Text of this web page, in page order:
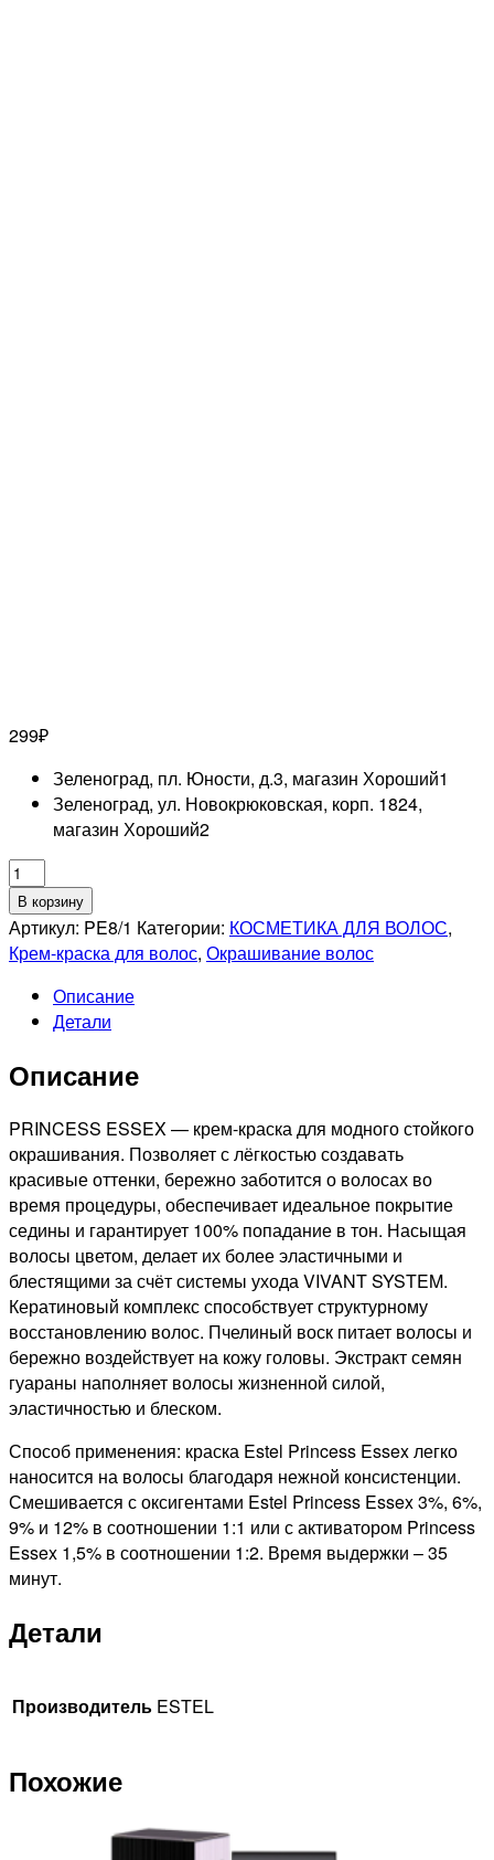
299₽
Зеленоград, пл. Юности, д.3, магазин Хороший1
Зеленоград, ул. Новокрюковская, корп. 1824,
магазин Хороший2
Количество
товара
ESTEL
PROFESSIONNEL
PRINCESS
ESSEX
КРЕМ-
ДЛЯ
ВОЛОС
СВЕТЛО-
РУСЫЙ
ПЕПЕЛЬНЫЙ,
60мл
В корзину
Артикул: PE8/1 Категории: КОСМЕТИКА ДЛЯ ВОЛОС,
Крем-краска для волос, Окрашивание волос
Описание
Детали
Описание
PRINCESS ESSEX — крем-краска для модного стойкого
окрашивания. Позволяет с лёгкостью создавать
красивые оттенки, бережно заботится о волосах во
время процедуры, обеспечивает идеальное покрытие
седины и гарантирует 100% попадание в тон. Насыщая
волосы цветом, делает их более эластичными и
блестящими за счёт системы ухода VIVANT SYSTEM.
Кератиновый комплекс способствует структурному
восстановлению волос. Пчелиный воск питает волосы и
бережно воздействует на кожу головы. Экстракт семян
гуараны наполняет волосы жизненной силой,
эластичностью и блеском.
Способ применения: краска Estel Princess Essex легко
наносится на волосы благодаря нежной консистенции.
Смешивается с оксигентами Estel Princess Essex 3%, 6%,
9% и 12% в соотношении 1:1 или с активатором Princess
Essex 1,5% в соотношении 1:2. Время выдержки – 35
минут.
Детали
Производитель ESTEL
Похожие